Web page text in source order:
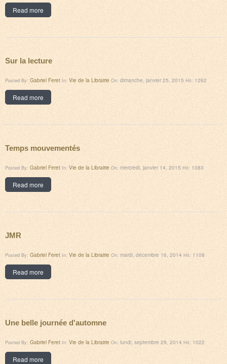
Read more
Sur la lecture
Posted By: Gabriel Feret In: Vie de la Librairie On: dimanche, janvier 25, 2015 Hit: 1262
Read more
Temps mouvementés
Posted By: Gabriel Feret In: Vie de la Librairie On: mercredi, janvier 14, 2015 Hit: 1083
Read more
JMR
Posted By: Gabriel Feret In: Vie de la Librairie On: mardi, décembre 16, 2014 Hit: 1108
Read more
Une belle journée d'automne
Posted By: Gabriel Feret In: Vie de la Librairie On: lundi, septembre 29, 2014 Hit: 1022
Read more